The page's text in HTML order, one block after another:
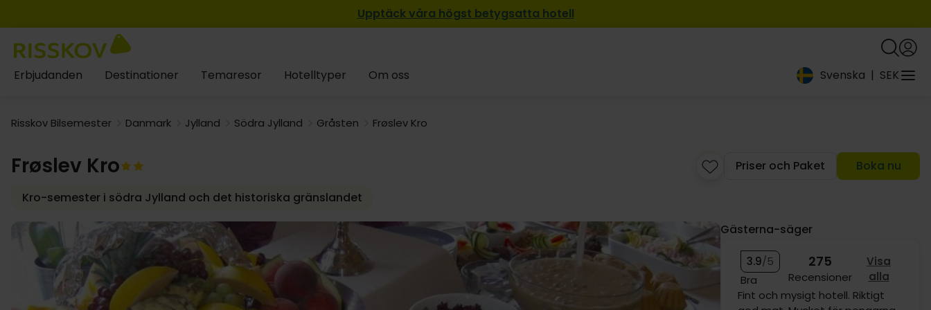
Upptäck våra högst betygsatta hotell
Erbjudanden Destinationer Temaresor Hotelltyper Om oss Svenska | SEK
Risskov Bilsemester Danmark Jylland Södra Jylland Gråsten Frøslev Kro
Frøslev Kro Priser och Paket
Boka nu
Kro-semester i södra Jylland och det historiska gränslandet
Gästerna-säger
3.9/5
Bra
275
Recensioner
Visa
alla
Härlig plats trevlig personal
1249:-
1029:-
919:-